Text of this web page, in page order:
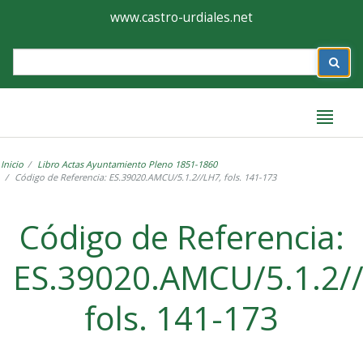
Ayuntamiento
de
Castro-
www.castro-urdiales.net
Inicio
Libro Actas Ayuntamiento Pleno 1851-1860
Código de Referencia: ES.39020.AMCU/5.1.2//LH7, fols. 141-173
Código de Referencia:
ES.39020.AMCU/
fols. 141-173